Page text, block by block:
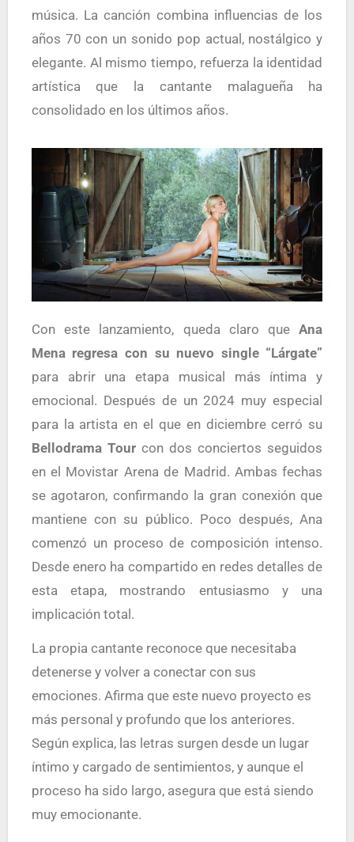
música. La canción combina influencias de los
años 70 con un sonido pop actual, nostálgico y
elegante. Al mismo tiempo, refuerza la identidad
artística que la cantante malagueña ha
consolidado en los últimos años.
Con este lanzamiento, queda claro queAna
Mena regresa con su nuevo single “Lárgate”
para abrir una etapa musical más íntima y
emocional. Después de un 2024 muy especial
para la artista en el que en diciembre cerró su
Bellodrama Tourcon dos conciertos seguidos
en el Movistar Arena de Madrid. Ambas fechas
se agotaron, confirmando la gran conexión que
mantiene con su público. Poco después, Ana
comenzó un proceso de composición intenso.
Desde enero ha compartido en redes detalles de
esta etapa, mostrando entusiasmo y una
implicación total.
La propia cantante reconoce que necesitaba
detenerse y volver a conectar con sus
emociones. Afirma que este nuevo proyecto es
más personal y profundo que los anteriores.
Según explica, las letras surgen desde un lugar
íntimo y cargado de sentimientos, y aunque el
proceso ha sido largo, asegura que está siendo
muy emocionante.